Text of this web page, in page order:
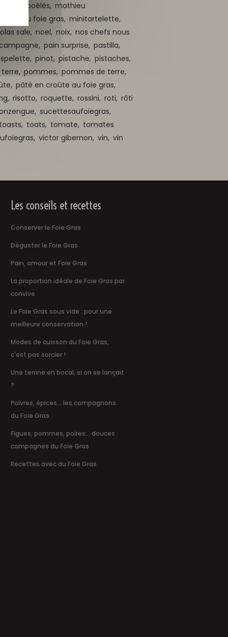
marrons poêlés, mathieu
au foie gras, minitartelette,
sale, noel, noix, nos chefs nous
pain surprise, pastilla,
pinot, pistache, pistaches,
pommes, pommes de terre,
pâté en croûte au foie gras,
risotto, roquette, rossini, roti, rôti
sucettesaufoiegras,
toasts, toats, tomate, tomates
victor gibernon, vin, vin
Les conseils et recettes
Conserver le Foie Gras
Déguster le Foie Gras
Pain, amour et Foie Gras
La proportion idéale de Foie Gras par
convive
Le Foie Gras sous vide : pour une
meilleure conservation !
Modes de cuisson du Foie Gras,
c'est pas sorcier !
Une terrine en bocal, si on se lançait
?
Poivres, épices... les compagnons
du Foie Gras
Figues, pommes, poires... douces
compagnes du Foie Gras
Recettes avec du Foie Gras